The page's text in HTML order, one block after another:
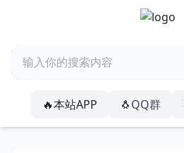
🔥本站APP 🐧QQ群